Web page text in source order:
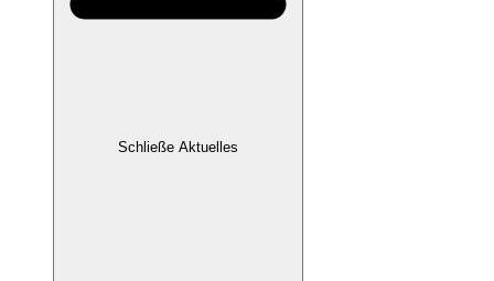
Schließe Aktuelles